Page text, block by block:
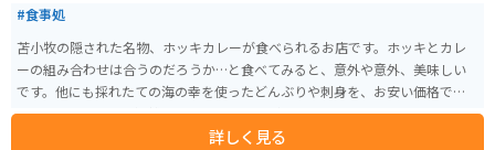
#食事処
苫小牧の隠された名物、ホッキカレーが食べられるお店です。ホッキとカレ
ーの組み合わせは合うのだろうか…と食べてみると、意外や意外、美味しい
です。他にも採れたての海の幸を使ったどんぶりや刺身を、お安い価格で食
べられます。とても混雑しているお店ですが、並んでも食べたいと思う味で
詳しく見る